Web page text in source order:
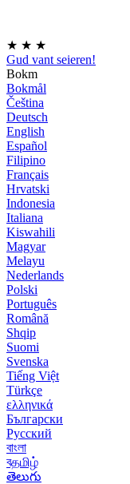
★ ★ ★
Gud vant seieren!
Bokm
Bokmål
Čeština
Deutsch
English
Español
Filipino
Français
Hrvatski
Indonesia
Italiana
Kiswahili
Magyar
Melayu
Nederlands
Polski
Português
Română
Shqip
Suomi
Svenska
Tiếng Việt
Türkçe
ελληνικά
Български
Русский
বাংলা
বதமிழ்
తెలుగు